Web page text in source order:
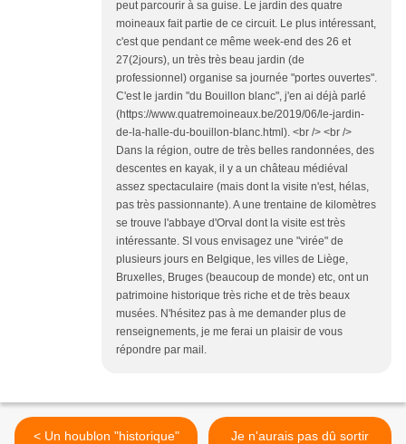
peut parcourir à sa guise. Le jardin des quatre
moineaux fait partie de ce circuit. Le plus intéressant,
c'est que pendant ce même week-end des 26 et
27(2jours), un très très beau jardin (de
professionnel) organise sa journée "portes ouvertes".
C'est le jardin "du Bouillon blanc", j'en ai déjà parlé
(https://www.quatremoineaux.be/2019/06/le-jardin-
de-la-halle-du-bouillon-blanc.html). <br /> <br />
Dans la région, outre de très belles randonnées, des
descentes en kayak, il y a un château médiéval
assez spectaculaire (mais dont la visite n'est, hélas,
pas très passionnante). A une trentaine de kilomètres
se trouve l'abbaye d'Orval dont la visite est très
intéressante. SI vous envisagez une "virée" de
plusieurs jours en Belgique, les villes de Liège,
Bruxelles, Bruges (beaucoup de monde) etc, ont un
patrimoine historique très riche et de très beaux
musées. N'hésitez pas à me demander plus de
renseignements, je me ferai un plaisir de vous
répondre par mail.
< Un houblon "historique"
Je n'aurais pas dû sortir